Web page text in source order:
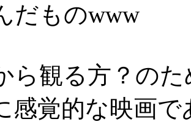
だものwww
ら観る方？の
感覚的な映画